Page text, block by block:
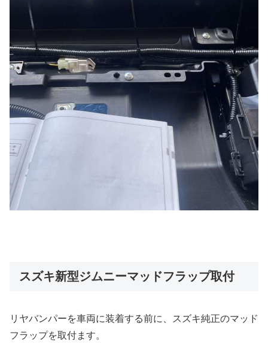
スズキ新型ジムニーマッドフラップ取付
リヤバンパーを車両に装着する前に、スズキ純正のマッド
フラップを取付ます。